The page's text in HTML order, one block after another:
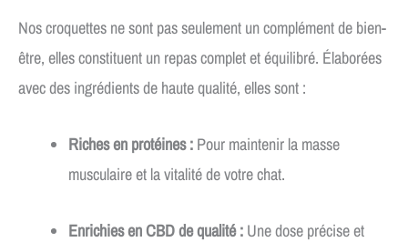
Nos croquettes ne sont pas seulement un complément de bien-
être, elles constituent un repas complet et équilibré. Élaborées
avec des ingrédients de haute qualité, elles sont :
Riches en protéines :Pour maintenir la masse
musculaire et la vitalité de votre chat.
Enrichies en CBD de qualité :Une dose précise et